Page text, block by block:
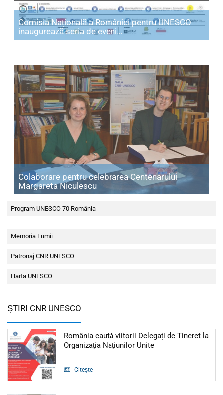
Comisia Națională a României pentru UNESCO
inaugurează seria de eveni… Articol: Comisia Națională
Colaborare pentru celebrarea Centenarului
Margareta NiculescuArticol: Colaborare pentru
Program UNESCO 70 România
Memoria Lumii
Patronaj CNR UNESCO
Harta UNESCO
ȘTIRI CNR UNESCO
România caută viitorii Delegați de Tineret la
Organizația Națiunilor UniteArticol: România
Citește